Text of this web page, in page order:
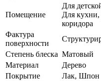
Помещение
Для
Для
коридора
Фактура
поверхности
Степень блеска Матовый
Материал
Дерево
Покрытие
Лак, Шпон